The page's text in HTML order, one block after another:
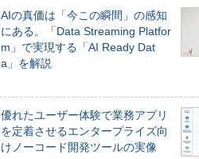
AIの真価は「今この瞬間」の感知
にある。「Data Streaming Platfor
m」で実現する「AI Ready Dat
a」を解説
優れたユーザー体験で業務アプリ
を定着させるエンタープライズ向
けノーコード開発ツールの実像